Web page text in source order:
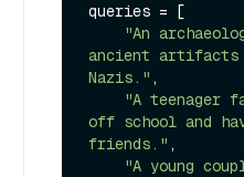
queries = [
"An
ancient
Nazis." ,
"A teenager
off school and
friends." ,
"A young